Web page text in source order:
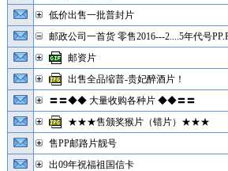
低价出售一批普封片
邮政公司一首货 零售2016---2....5年代号
邮资片
出售全品缩普-贵妃醉酒片！
〓〓◆◆ 大量收购各种片 ◆◆〓〓
★★★售颁奖猴片（错片）★★★
售PP邮路片靓号
出09年祝福祖国信卡